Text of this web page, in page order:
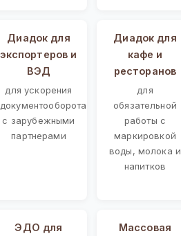
Диадок для
экспортеров и
ВЭД
для ускорения
документооборота
с зарубежными
партнерами
Диадок для
кафе и
ресторанов
для
обязательной
работы с
маркировкой
воды, молока и
напитков
ЭДО для
Массовая